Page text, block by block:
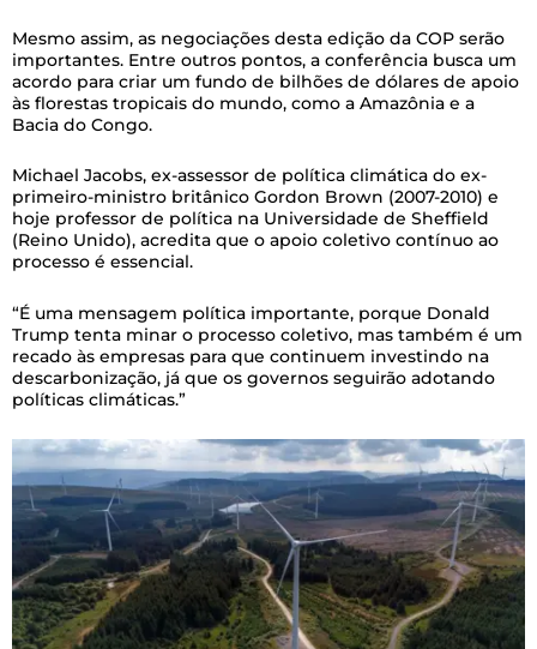
Mesmo assim, as negociações desta edição da COP serão
importantes. Entre outros pontos, a conferência busca um
acordo para criar um fundo de bilhões de dólares de apoio
às florestas tropicais do mundo, como a Amazônia e a
Bacia do Congo.
Michael Jacobs, ex-assessor de política climática do ex-
primeiro-ministro britânico Gordon Brown (2007-2010) e
hoje professor de política na Universidade de Sheffield
(Reino Unido), acredita que o apoio coletivo contínuo ao
processo é essencial.
“É uma mensagem política importante, porque Donald
Trump tenta minar o processo coletivo, mas também é um
recado às empresas para que continuem investindo na
descarbonização, já que os governos seguirão adotando
políticas climáticas.”